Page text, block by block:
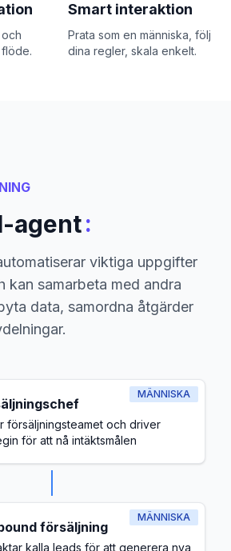
Smart interaktion
Prata som en människa, följ
dina regler, skala enkelt.
agent:
viktiga uppgifter
kan samarbeta med andra
data, samordna åtgärder
MÄNNISKA
försäljningsteamet och driver
för att nå intäktsmålen
MÄNNISKA
försäljning
kalla leads för att generera nya